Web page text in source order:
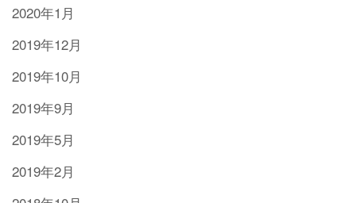
2020年1月
2019年12月
2019年10月
2019年9月
2019年5月
2019年2月